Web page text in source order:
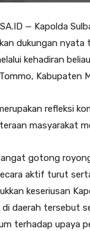
— Kapolda
dukungan
kehadiran
Kabupaten
refleksi
masyarakat
gotong
aktif turut
keseriusan
daerah tersebut
terhadap upaya